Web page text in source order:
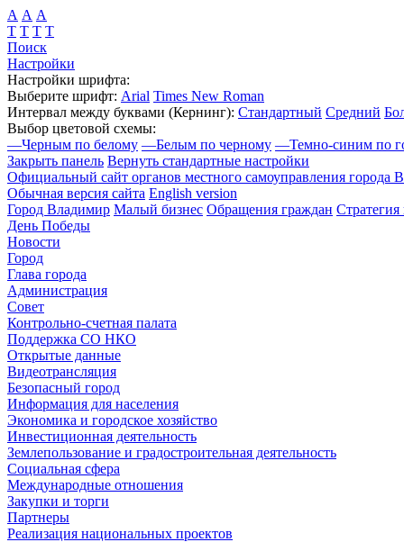
А А А
Т Т Т Т
Поиск
Настройки
Настройки шрифта:
Выберите шрифт: Arial Times New Roman
Интервал между буквами (Кернинг): Стандартный Средний
Выбор цветовой схемы:
—Черным по белому —Белым по черному —Темно-синим по
Закрыть панель Вернуть стандартные настройки
Официальный сайт органов местного самоуправления города
Обычная версия сайта English version
Город Владимир Малый бизнес Обращения граждан Стратегия
День Победы
Новости
Город
Глава города
Администрация
Совет
Контрольно-счетная палата
Поддержка СО НКО
Открытые данные
Видеотрансляция
Безопасный город
Информация для населения
Экономика и городское хозяйство
Инвестиционная деятельность
Землепользование и градостроительная деятельность
Социальная сфера
Международные отношения
Закупки и торги
Партнеры
Реализация национальных проектов